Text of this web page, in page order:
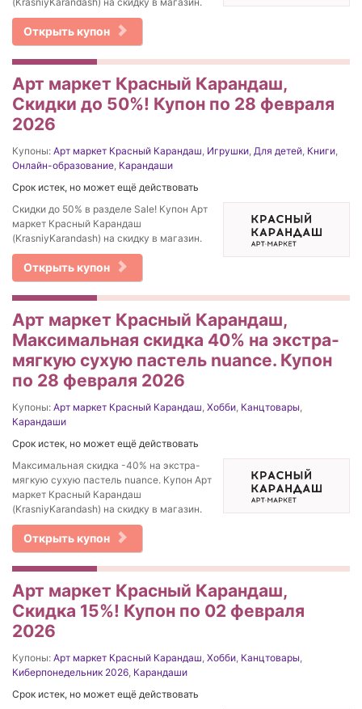
Открыть купон
Арт маркет Красный Карандаш,
Скидки до 50%! Купон по 28 февраля
2026
Купоны: Арт маркет Красный Карандаш, Игрушки, Для детей, Книги,
Онлайн-образование, Карандаши
Срок истек, но может ещё действовать
Скидки до 50% в разделе Sale! Купон Арт
маркет Красный Карандаш
(KrasniyKarandash) на скидку в магазин.
Открыть купон
Арт маркет Красный Карандаш,
Максимальная скидка 40% на экстра-
мягкую сухую пастель nuance. Купон
по 28 февраля 2026
Купоны: Арт маркет Красный Карандаш, Хобби, Канцтовары,
Карандаши
Срок истек, но может ещё действовать
Максимальная скидка -40% на экстра-
мягкую сухую пастель nuance. Купон Арт
маркет Красный Карандаш
(KrasniyKarandash) на скидку в магазин.
Открыть купон
Арт маркет Красный Карандаш,
Скидка 15%! Купон по 02 февраля
2026
Купоны: Арт маркет Красный Карандаш, Хобби, Канцтовары,
Киберпонедельник 2026, Карандаши
Срок истек, но может ещё действовать